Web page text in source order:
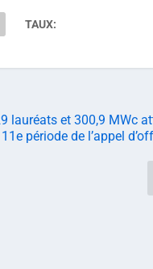
TAUX:
lauréats et 300,9 MWc
11e période de l’appel